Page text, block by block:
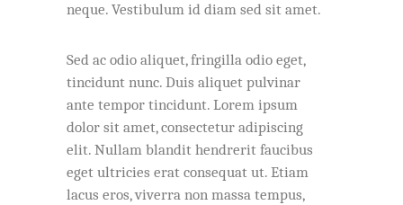
neque. Vestibulum id diam sed sit amet.
Sed ac odio aliquet, fringilla odio eget,
tincidunt nunc. Duis aliquet pulvinar
ante tempor tincidunt. Lorem ipsum
dolor sit amet, consectetur adipiscing
elit. Nullam blandit hendrerit faucibus
eget ultricies erat consequat ut. Etiam
lacus eros, viverra non massa tempus,